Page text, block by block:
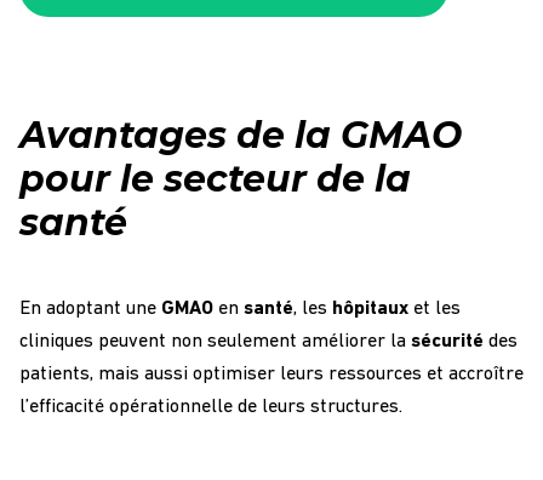
Avantages de la GMAO
pour le secteur de la
santé
En adoptant une GMAO en santé, les hôpitaux et les
cliniques peuvent non seulement améliorer la sécurité des
patients, mais aussi optimiser leurs ressources et accroître
l’efficacité opérationnelle de leurs structures.